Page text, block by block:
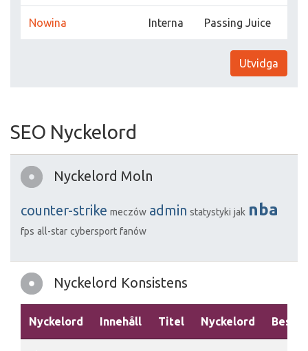
Nowina Interna Passing Juice
Utvidga
SEO Nyckelord
Nyckelord Moln
counter-strike meczów admin statystyki jak nba
fps all-star cybersport fanów
Nyckelord Konsistens
Nyckelord Innehåll Titel Nyckelord